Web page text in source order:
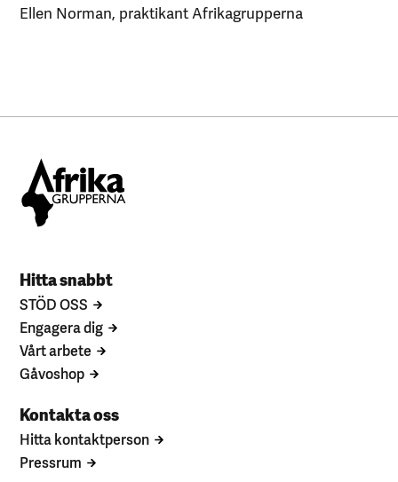
Ellen Norman, praktikant Afrikagrupperna
Hitta snabbt
STÖD OSS
Engagera dig
Vårt arbete
Gåvoshop
Kontakta oss
Hitta kontaktperson
Pressrum